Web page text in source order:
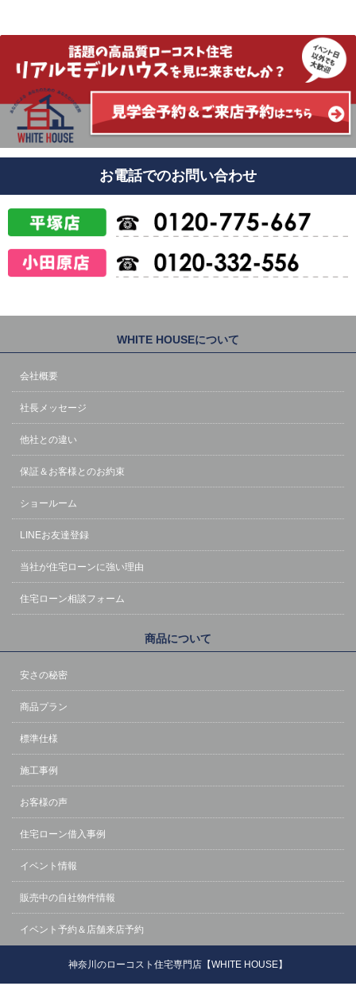
お電話でのお問い合わせ
WHITE HOUSEについて
会社概要
社長メッセージ
他社との違い
保証＆お客様とのお約束
ショールーム
LINEお友達登録
当社が住宅ローンに強い理由
住宅ローン相談フォーム
商品について
安さの秘密
商品プラン
標準仕様
施工事例
お客様の声
住宅ローン借入事例
イベント情報
販売中の自社物件情報
イベント予約＆店舗来店予約
神奈川のローコスト住宅専門店【WHITE HOUSE】